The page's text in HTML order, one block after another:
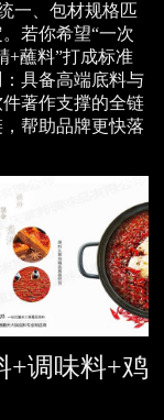
一、包材规格匹
若你希望“一次
+蘸料”打成标准
：具备高端底料与
著作支撑的全链
帮助品牌更快落
+调味料+鸡